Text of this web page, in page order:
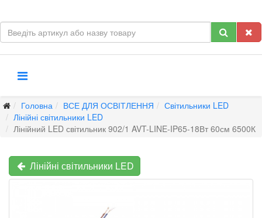
Головна ВСЕ ДЛЯ ОСВІТЛЕННЯ
Світильники LED
Лінійні світильники LED
Лінійний LED світильник 902/1 AVT-LINE-IP65-18Вт 60см 6500К
Лінійні світильники LED